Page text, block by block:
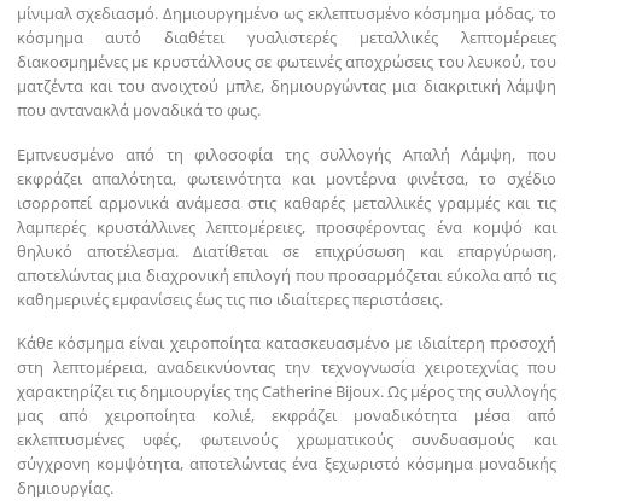
μίνιμαλ σχεδιασμό. Δημιουργημένο ως εκλεπτυσμένο κόσμημα μόδας, το
κόσμημα αυτό διαθέτει γυαλιστερές μεταλλικές λεπτομέρειες
διακοσμημένες με κρυστάλλους σε φωτεινές αποχρώσεις του λευκού, του
ματζέντα και του ανοιχτού μπλε, δημιουργώντας μια διακριτική λάμψη
που αντανακλά μοναδικά το φως.
Εμπνευσμένο από τη φιλοσοφία της συλλογής Απαλή Λάμψη, που
εκφράζει απαλότητα, φωτεινότητα και μοντέρνα φινέτσα, το σχέδιο
ισορροπεί αρμονικά ανάμεσα στις καθαρές μεταλλικές γραμμές και τις
λαμπερές κρυστάλλινες λεπτομέρειες, προσφέροντας ένα κομψό και
θηλυκό αποτέλεσμα. Διατίθεται σε επιχρύσωση και επαργύρωση,
αποτελώντας μια διαχρονική επιλογή που προσαρμόζεται εύκολα από τις
καθημερινές εμφανίσεις έως τις πιο ιδιαίτερες περιστάσεις.
Κάθε κόσμημα είναι χειροποίητα κατασκευασμένο με ιδιαίτερη προσοχή
στη λεπτομέρεια, αναδεικνύοντας την τεχνογνωσία χειροτεχνίας που
χαρακτηρίζει τις δημιουργίες της Catherine Bijoux. Ως μέρος της συλλογής
μας από χειροποίητα κολιέ, εκφράζει μοναδικότητα μέσα από
εκλεπτυσμένες υφές, φωτεινούς χρωματικούς συνδυασμούς και
σύγχρονη κομψότητα, αποτελώντας ένα ξεχωριστό κόσμημα μοναδικής
δημιουργίας.